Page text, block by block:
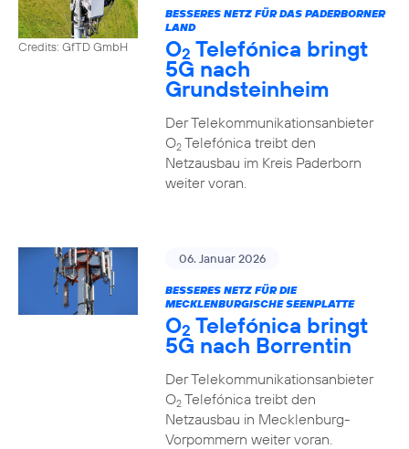
Credits: GfTD GmbH
BESSERES NETZ FÜR DAS PADERBORNER
LAND
O2 Telefónica bringt
5G nach
Grundsteinheim
Der Telekommunikationsanbieter
O2Telefónica treibt den
Netzausbau im Kreis Paderborn
weiter voran.
06. Januar 2026
BESSERES NETZ FÜR DIE
MECKLENBURGISCHE SEENPLATTE
O2 Telefónica bringt
5G nach Borrentin
Der Telekommunikationsanbieter
O2Telefónica treibt den
Netzausbau in Mecklenburg-
Vorpommern weiter voran.